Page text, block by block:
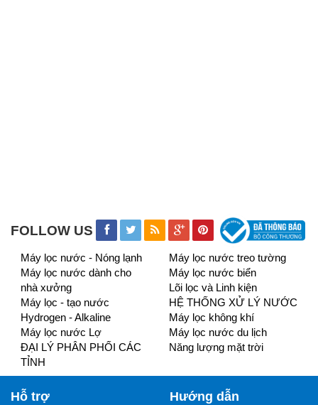
FOLLOW US
Máy lọc nước - Nóng lạnh
Máy lọc nước treo tường
Máy lọc nước dành cho
nhà xưởng
Máy lọc nước biển
Lõi lọc và Linh kiện
Máy lọc - tạo nước
Hydrogen - Alkaline
HỆ THỐNG XỬ LÝ NƯỚC
Máy lọc không khí
Máy lọc nước Lợ
Máy lọc nước du lịch
ĐẠI LÝ PHÂN PHỐI CÁC
TỈNH
Năng lượng mặt trời
Hỗ trợ Hướng dẫn